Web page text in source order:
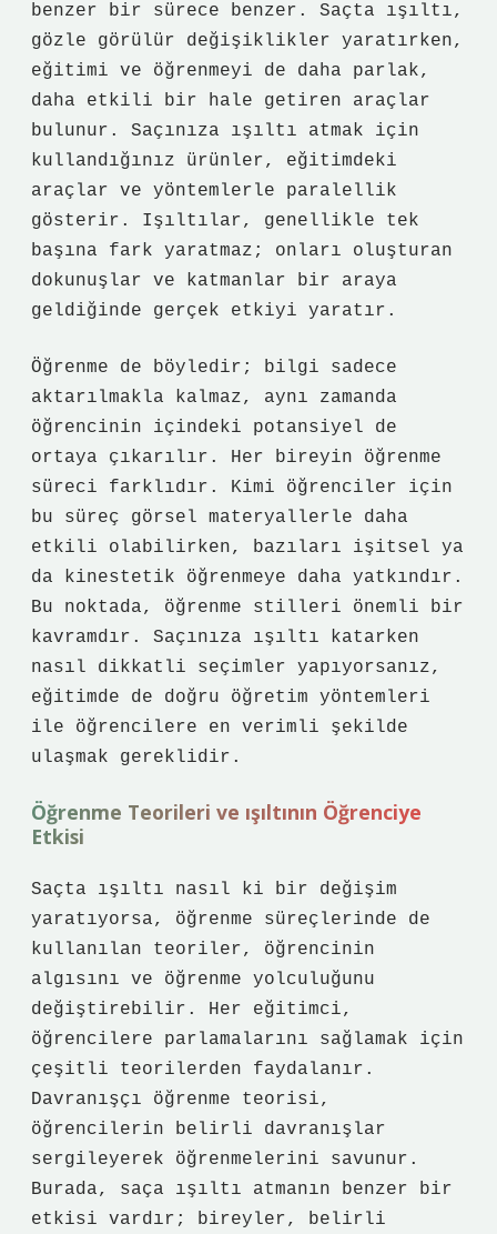
benzer bir sürece benzer. Saçta ışıltı,
gözle görülür değişiklikler yaratırken,
eğitimi ve öğrenmeyi de daha parlak,
daha etkili bir hale getiren araçlar
bulunur. Saçınıza ışıltı atmak için
kullandığınız ürünler, eğitimdeki
araçlar ve yöntemlerle paralellik
gösterir. Işıltılar, genellikle tek
başına fark yaratmaz; onları oluşturan
dokunuşlar ve katmanlar bir araya
geldiğinde gerçek etkiyi yaratır.
Öğrenme de böyledir; bilgi sadece
aktarılmakla kalmaz, aynı zamanda
öğrencinin içindeki potansiyel de
ortaya çıkarılır. Her bireyin öğrenme
süreci farklıdır. Kimi öğrenciler için
bu süreç görsel materyallerle daha
etkili olabilirken, bazıları işitsel ya
da kinestetik öğrenmeye daha yatkındır.
Bu noktada, öğrenme stilleri önemli bir
kavramdır. Saçınıza ışıltı katarken
nasıl dikkatli seçimler yapıyorsanız,
eğitimde de doğru öğretim yöntemleri
ile öğrencilere en verimli şekilde
ulaşmak gereklidir.
Öğrenme Teorileri ve ışıltının Öğrenciye
Etkisi
Saçta ışıltı nasıl ki bir değişim
yaratıyorsa, öğrenme süreçlerinde de
kullanılan teoriler, öğrencinin
algısını ve öğrenme yolculuğunu
değiştirebilir. Her eğitimci,
öğrencilere parlamalarını sağlamak için
çeşitli teorilerden faydalanır.
Davranışçı öğrenme teorisi,
öğrencilerin belirli davranışlar
sergileyerek öğrenmelerini savunur.
Burada, saça ışıltı atmanın benzer bir
etkisi vardır; bireyler, belirli